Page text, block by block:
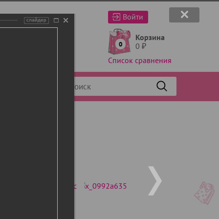
Войти
0
Корзина
0 ₽
Список сравнения
слайдер